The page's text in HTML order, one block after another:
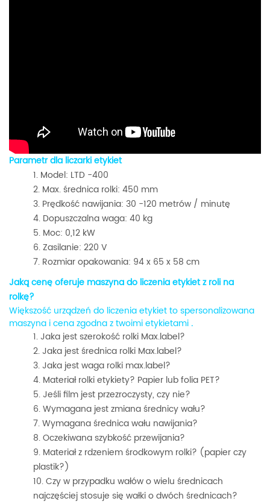
Parametr dla liczarki etykiet
Model: LTD -400
Max. średnica rolki: 450 mm
Prędkość nawijania: 30 -120 metrów / minutę
Dopuszczalna waga: 40 kg
Moc: 0,12 kW
Zasilanie: 220 V
Rozmiar opakowania: 94 x 65 x 58 cm
Jaką cenę oferuje maszyna do liczenia etykiet z roli na
rolkę?
Większość urządzeń do liczenia etykiet to spersonalizowana
maszyna i cena zgodna z twoimi etykietami.
Jaka jest szerokość rolki Max.label?
Jaka jest średnica rolki Max.label?
Jaka jest waga rolki max.label?
Materiał rolki etykiety? Papier lub folia PET?
Jeśli film jest przezroczysty, czy nie?
Wymagana jest zmiana średnicy wału?
Wymagana średnica wału nawijania?
Oczekiwana szybkość przewijania?
Materiał z rdzeniem środkowym rolki? (papier czy
plastik?)
Czy w przypadku wałów o wielu średnicach
najczęściej stosuje się wałki o dwóch średnicach?